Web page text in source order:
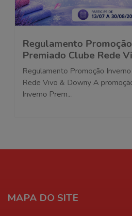
Regulamento
Premiado Clube Rede
Regulamento Promoção
Rede Vivo & Downy A
Inverno Prem...
MAPA DO SITE